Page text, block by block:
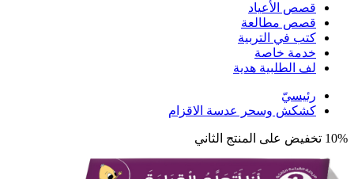
قصص الأعياد
قصص مطالعة
كتب في التربية
خدمة خاصة
لف الطلبية هدية
رئيسيّ
كشكش وسحر عدسة الاقزام
10% تخفيض على المنتج الثاني